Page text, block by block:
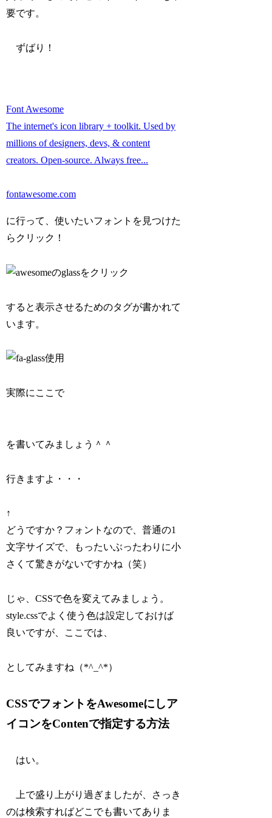
要です。
ずばり！
Font Awesome
The internet's icon library + toolkit. Used by
millions of designers, devs, & content
creators. Open-source. Always free...
fontawesome.com
に行って、使いたいフォントを見つけた
らクリック！
すると表示させるためのタグが書かれて
います。
実際にここで
を書いてみましょう＾＾
行きますよ・・・
↑
どうですか？フォントなので、普通の1
文字サイズで、もったいぶったわりに小
さくて驚きがないですかね（笑）
じゃ、CSSで色を変えてみましょう。
style.cssでよく使う色は設定しておけば
良いですが、ここでは、
としてみますね（*^_^*）
CSSでフォントをAwesomeにしア
イコンをContenで指定する方法
はい。
上で盛り上がり過ぎましたが、さっき
のは検索すればどこでも書いてありま